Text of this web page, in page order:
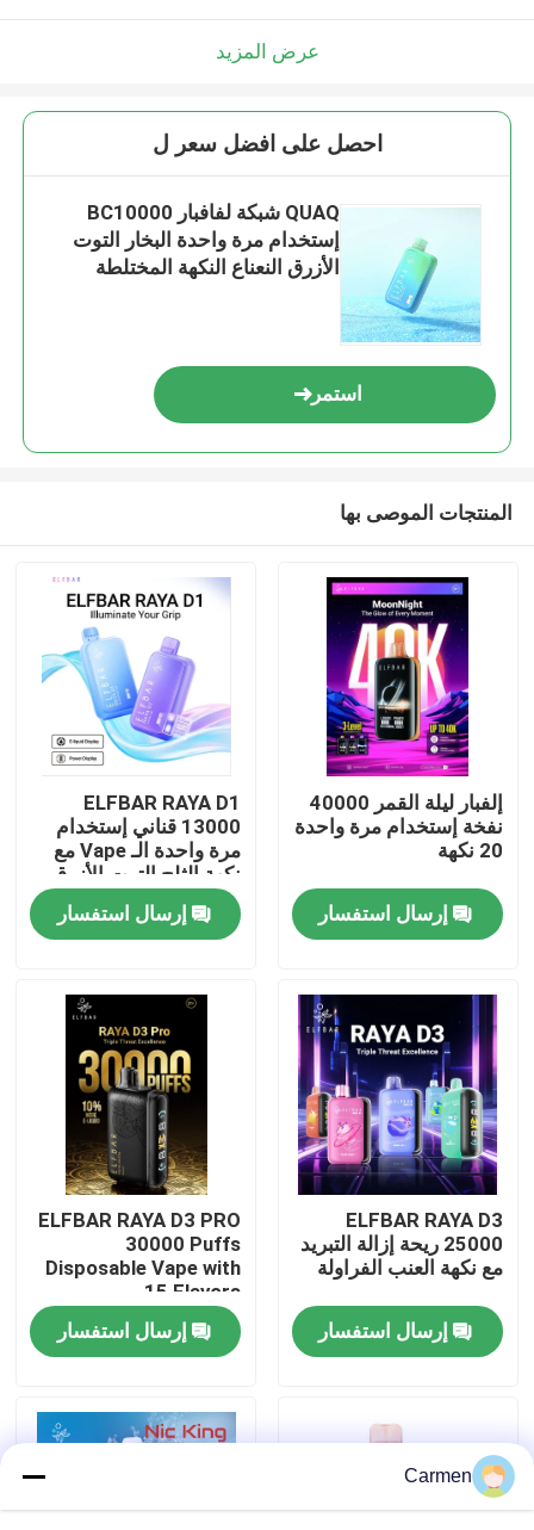
منزل
المنتجات
أشرطة فيديو
حول بنا
جولة في المعمل
ضبط الجودة
فوزول فايب
ELFBAR الـ Vape
عرض المزيد
احصل على افضل سعر ل
QUAQ شبكة لفافبار BC10000
إستخدام مرة واحدة البخار التوت
الأزرق النعناع النكهة المختلطة
استمر
المنتجات الموصى بها
إلفبار ليلة القمر 40000
نفخة إستخدام مرة واحدة
20 نكهة
إرسال استفسار
ELFBAR RAYA D1
13000 قناني إستخدام
مرة واحدة الـ Vape مع
نكهة الثلج التوت الأزرق
إرسال استفسار
ELFBAR RAYA D3
25000 ريحة إزالة التبريد
مع نكهة العنب الفراولة
إرسال استفسار
ELFBAR RAYA D3 PRO
30000 Puffs
Disposable Vape with
15 Flavors
إرسال استفسار
Carmen